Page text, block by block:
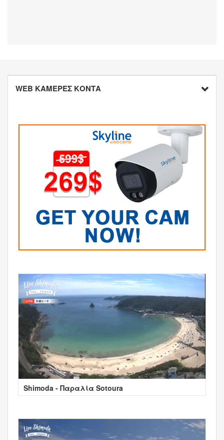
WEB ΚΑΜΕΡΕΣ ΚΟΝΤΑ
Shimoda - Παραλία Sotoura